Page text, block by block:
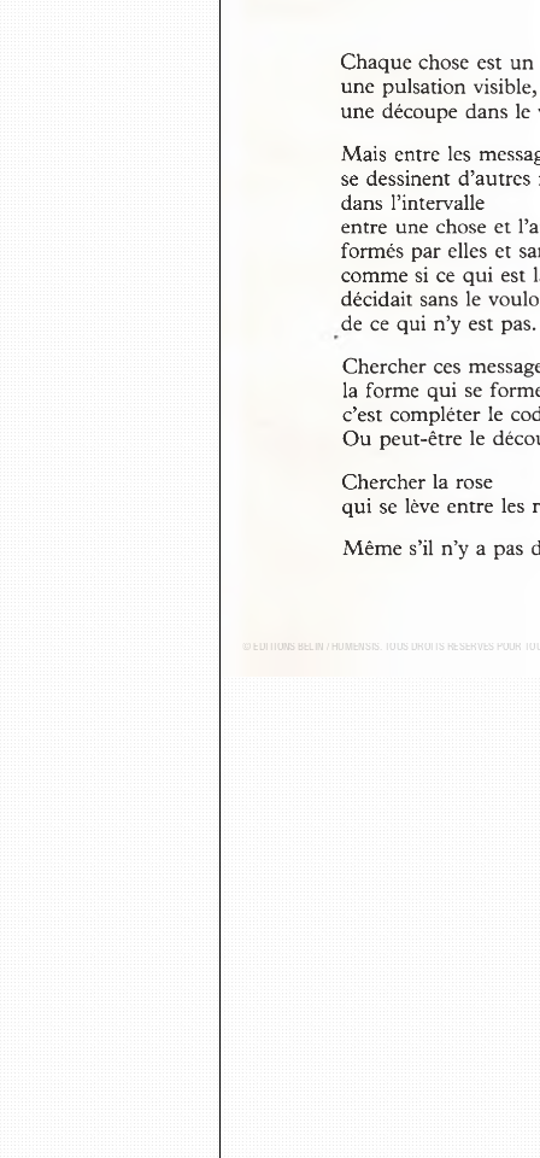
Chaque chose est
une pulsation
une découpe dans
Mais entre les
se dessinent
dans l’intervalle
entre une chose et
formés par elles et
comme si ce qui
décidait sans le
de ce qui n’y est pas.
Chercher ces
la forme qui se
c’est compléter le
Ou peut-être le
Chercher la rose
qui se lève entre les
Même s’il n’y a pas
© ÉDITIONS BELIN / HUMENSIS. TOUS DROITS RÉSERVÉS POUR